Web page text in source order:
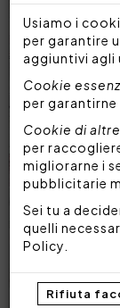
Usiamo i
per garantire
aggiuntivi agli
Cookie
per
Cookie di
per
migliorarne i
pubblicitarie
Sei tu a
quelli
Policy
Rifiuta